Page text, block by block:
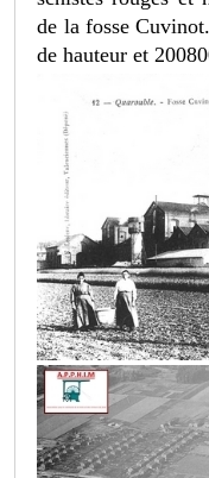
de la fosse
de hauteur et